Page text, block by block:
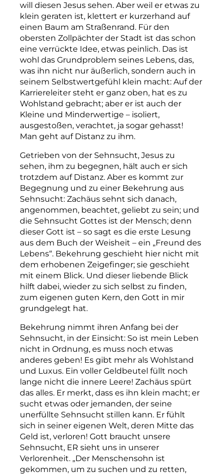
will diesen Jesus sehen. Aber weil er etwas zu
klein geraten ist, klettert er kurzerhand auf
einen Baum am Straßenrand. Für den
obersten Zollpächter der Stadt ist das schon
eine verrückte Idee, etwas peinlich. Das ist
wohl das Grundproblem seines Lebens, das,
was ihn nicht nur äußerlich, sondern auch in
seinem Selbstwertgefühl klein macht: Auf der
Karriere­leiter steht er ganz oben, hat es zu
Wohlstand gebracht; aber er ist auch der
Kleine und Minderwertige – isoliert,
ausgestoßen, verachtet, ja sogar gehasst!
Man geht auf Distanz zu ihm.
Getrieben von der Sehnsucht, Jesus zu
sehen, ihm zu begegnen, hält auch er sich
trotzdem auf Distanz. Aber es kommt zur
Begegnung und zu einer Bekehrung aus
Sehnsucht: Zachäus sehnt sich danach,
angenommen, beachtet, geliebt zu sein; und
die Sehnsucht Gottes ist der Mensch; denn
dieser Gott ist – so sagt es die erste Lesung
aus dem Buch der Weisheit – ein „Freund des
Lebens“. Bekehrung geschieht hier nicht mit
dem erhobenen Zeigefinger; sie geschieht
mit einem Blick. Und dieser liebende Blick
hilft dabei, wieder zu sich selbst zu finden,
zum eigenen guten Kern, den Gott in mir
grundgelegt hat.
Bekehrung nimmt ihren Anfang bei der
Sehnsucht, in der Einsicht: So ist mein Leben
nicht in Ordnung, es muss noch etwas
anderes geben! Es gibt mehr als Wohlstand
und Luxus. Ein voller Geldbeutel füllt noch
lange nicht die innere Leere! Zachäus spürt
das alles. Er merkt, dass es ihn klein macht; er
sucht etwas oder jemanden, der seine
unerfüllte Sehnsucht stillen kann. Er fühlt
sich in seiner eigenen Welt, deren Mitte das
Geld ist, verloren! Gott braucht unsere
Sehnsucht, ER sieht uns in unserer
Verlorenheit. „Der Menschensohn ist
gekommen, um zu suchen und zu retten,